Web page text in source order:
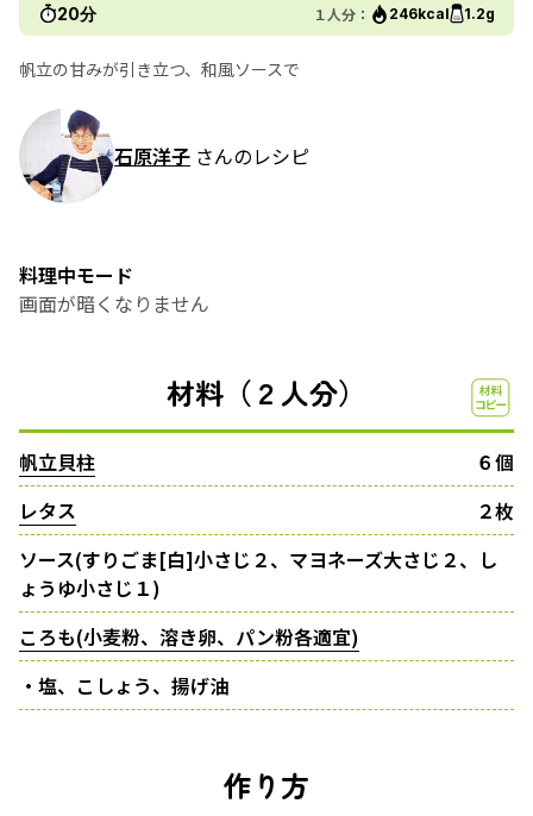
20分 １人分： 246kcal 1.2g
帆立の甘みが引き立つ、和風ソースで
石原洋子 さんのレシピ
料理中モード
画面が暗くなりません
材料（２人分）
帆立貝柱
６個
レタス
２枚
ソース(すりごま[白]小さじ２、マヨネーズ大さじ２、し
ょうゆ小さじ１)
ころも(小麦粉、溶き卵、パン粉各適宜)
・塩、こしょう、揚げ油
作り方